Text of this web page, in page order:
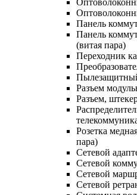
Панель
Панель
(витая пара)
Переходник
Разъем
Разъем,
Розетка
пара)
Сетевой
Сетевой
Сетевой
Сетевой